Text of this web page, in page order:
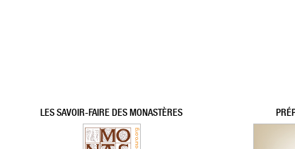
LES SAVOIR-FAIRE DES MONASTÈRES